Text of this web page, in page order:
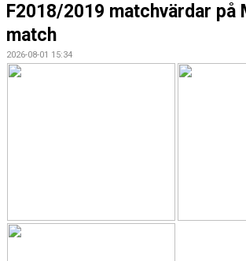
F2018/2019 matchvärdar på
match
2026-08-01 15:34